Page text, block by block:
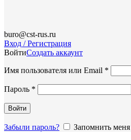
buro@cst-rus.ru
Вход / Регистрация
ВойтиСоздать аккаунт
Имя пользователя или Email *
Пароль *
Войти
Забыли пароль? Запомнить меня